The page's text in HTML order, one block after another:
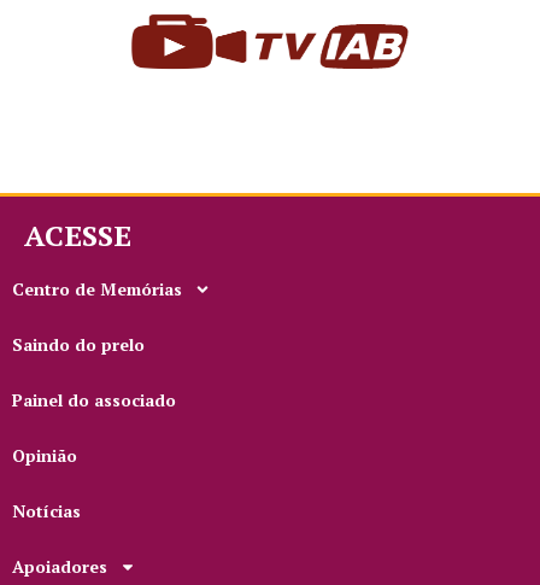
ACESSE
Centro de Memórias
Saindo do prelo
Painel do associado
Opinião
Notícias
Apoiadores